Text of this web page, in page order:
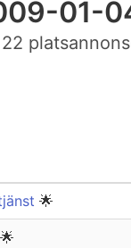
01-
🌟
🌟